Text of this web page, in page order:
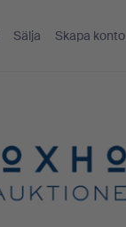
Sälja Skapa konto